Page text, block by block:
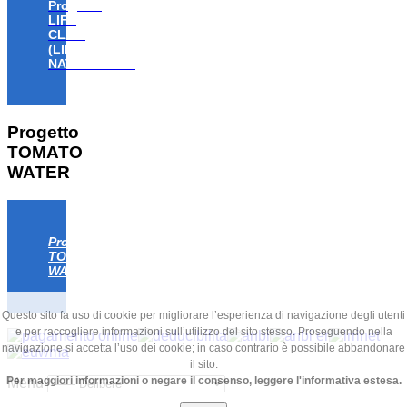
Progetto
LIFE
CLAW
(LIFE18
NAT/IT/000806)
Progetto
TOMATO
WATER
Progetto
TOMATO
WATER
Menu
Questo sito fa uso di cookie per migliorare l’esperienza di navigazione degli utenti
e per raccogliere informazioni sull’utilizzo del sito stesso. Proseguendo nella
navigazione si accetta l’uso dei cookie; in caso contrario è possibile abbandonare
il sito.
Per maggiori informazioni o negare il consenso, leggere l'informativa estesa.